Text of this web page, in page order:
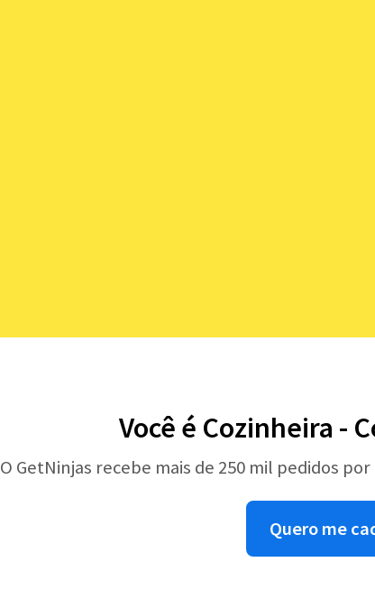
Você é Cozinheira -
O GetNinjas recebe mais de 250 mil pedidos
Quero me